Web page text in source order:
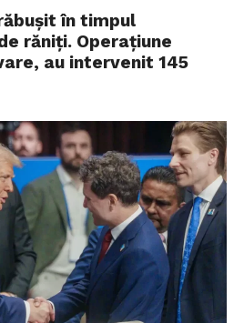
în timpul
răniți. Operațiune
au intervenit 145